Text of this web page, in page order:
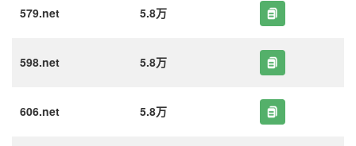
579.net 5.8万
598.net 5.8万
606.net 5.8万